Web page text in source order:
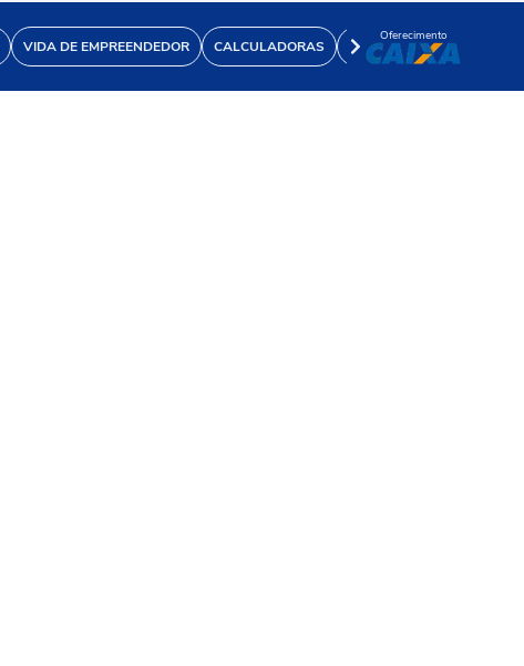
VIDA DE EMPREENDEDOR CALCULADORAS VÍDEOS
Oferecimento